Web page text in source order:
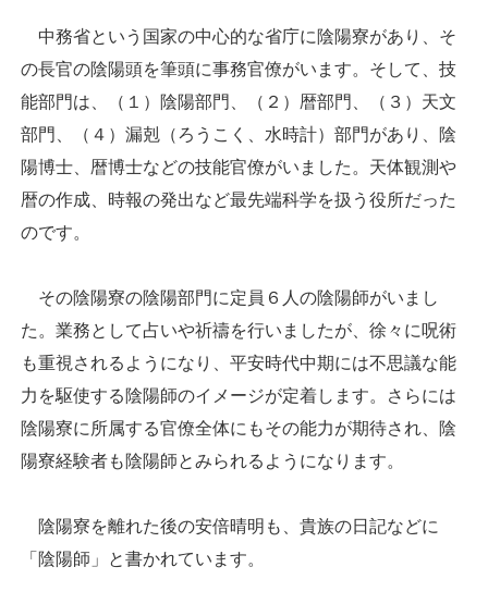
中務省という国家の中心的な省庁に陰陽寮があり、そ
の長官の陰陽頭を筆頭に事務官僚がいます。そして、技
能部門は、（１）陰陽部門、（２）暦部門、（３）天文
部門、（４）漏剋（ろうこく、水時計）部門があり、陰
陽博士、暦博士などの技能官僚がいました。天体観測や
暦の作成、時報の発出など最先端科学を扱う役所だった
のです。
その陰陽寮の陰陽部門に定員６人の陰陽師がいまし
た。業務として占いや祈禱を行いましたが、徐々に呪術
も重視されるようになり、平安時代中期には不思議な能
力を駆使する陰陽師のイメージが定着します。さらには
陰陽寮に所属する官僚全体にもその能力が期待され、陰
陽寮経験者も陰陽師とみられるようになります。
陰陽寮を離れた後の安倍晴明も、貴族の日記などに
「陰陽師」と書かれています。